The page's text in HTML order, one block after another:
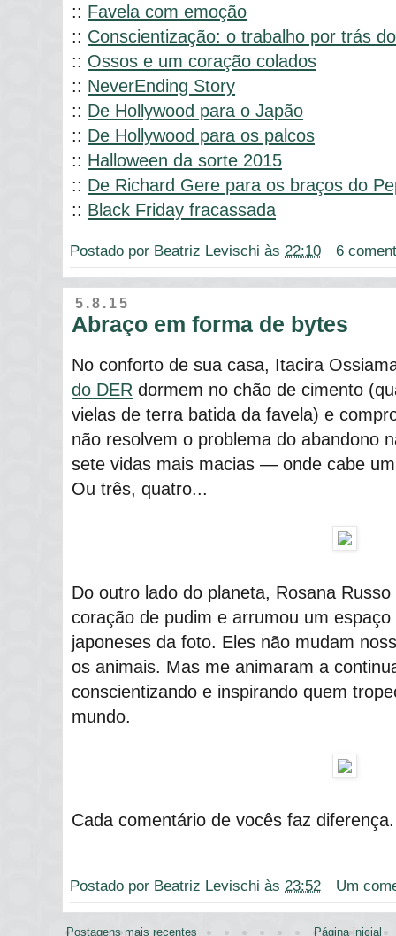
:: Favela com emoção
:: Conscientização: o trabalho por trás
:: Ossos e um coração colados
:: NeverEnding Story
:: De Hollywood para o Japão
:: De Hollywood para os palcos
:: Halloween da sorte 2015
:: De Richard Gere para os braços do
:: Black Friday fracassada
Postado por Beatriz Levischi às 22:10 6
5.8.15
Abraço em forma de bytes
No conforto de sua casa, Itacira
do DER dormem no chão de cimento
vielas de terra batida da favela) e
não resolvem o problema do abandono
sete vidas mais macias ― onde cabe
Ou três, quatro...
Do outro lado do planeta, Rosana
coração de pudim e arrumou um
japoneses da foto. Eles não mudam
os animais. Mas me animaram a
conscientizando e inspirando quem
mundo.
Cada comentário de vocês faz
Postado por Beatriz Levischi às 23:52 Um
Postagens mais recentes Página inicial